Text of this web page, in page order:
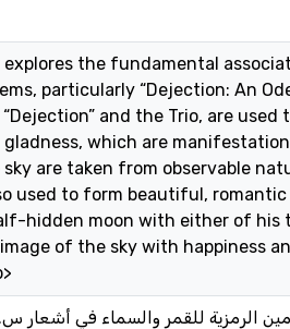
explores the fundamental
particularly “Dejection: An
and the Trio, are
which are
are taken from observable
used to form beautiful,
hidden moon with either of
of the sky with happiness